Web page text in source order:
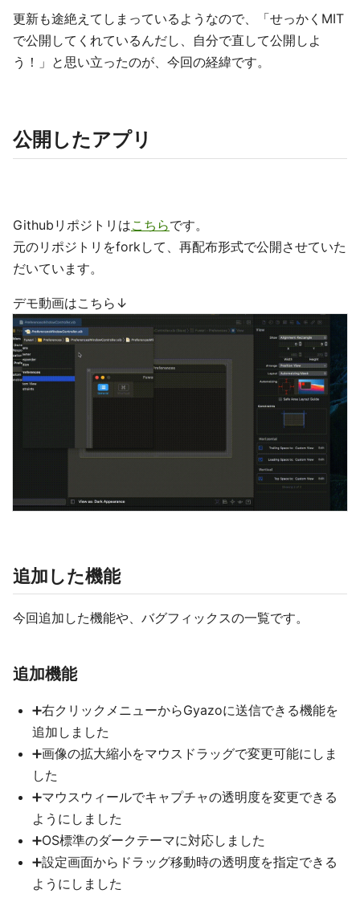
更新も途絶えてしまっているようなので、「せっかくMIT
で公開してくれているんだし、自分で直して公開しよ
う！」と思い立ったのが、今回の経緯です。
公開したアプリ
Githubリポジトリはこちらです。
元のリポジトリをforkして、再配布形式で公開させていた
だいています。
デモ動画はこちら↓
追加した機能
今回追加した機能や、バグフィックスの一覧です。
追加機能
➕右クリックメニューからGyazoに送信できる機能を
追加しました
➕画像の拡大縮小をマウスドラッグで変更可能にしま
した
➕マウスウィールでキャプチャの透明度を変更できる
ようにしました
➕OS標準のダークテーマに対応しました
➕設定画面からドラッグ移動時の透明度を指定できる
ようにしました